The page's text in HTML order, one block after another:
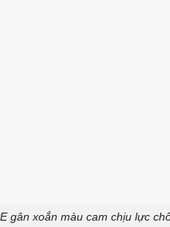
gân xoắn màu cam chịu lực